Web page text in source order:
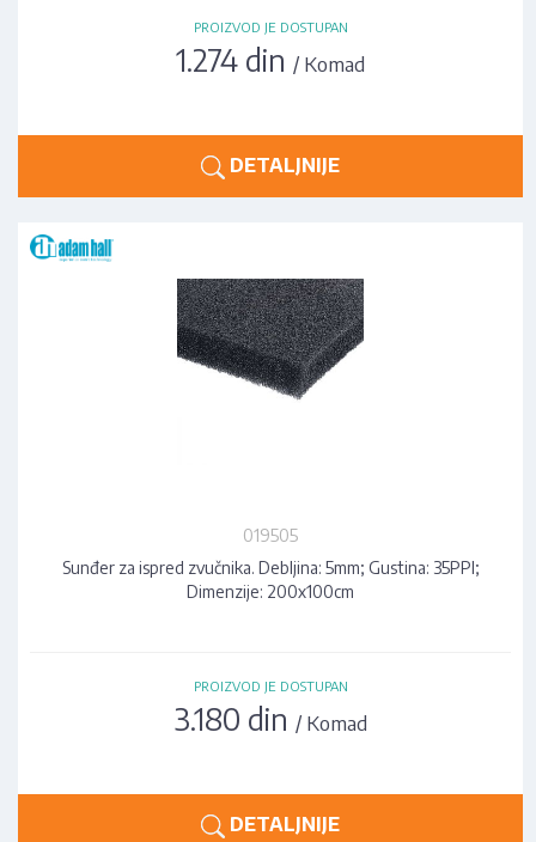
PROIZVOD JE DOSTUPAN
1.274 din / Komad
DETALJNIJE
019505
Sunđer za ispred zvučnika. Debljina: 5mm; Gustina: 35PPI;
Dimenzije: 200x100cm
PROIZVOD JE DOSTUPAN
3.180 din / Komad
DETALJNIJE